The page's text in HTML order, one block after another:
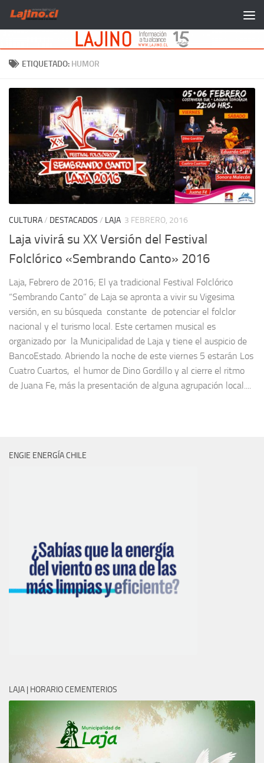
Saltar al contenido
ETIQUETADO: HUMOR
CULTURA/ DESTACADOS / LAJA 3 FEBRERO, 2016
Laja vivirá su XX Versión del Festival
Folclórico «Sembrando Canto» 2016
Laja, Febrero de 2016; El ya tradicional Festival Folclórico
“Sembrando Canto” de Laja se apronta a vivir su Vigesima
versión, en su búsqueda constante de potenciar el folclor
nacional y el turismo local. Este certamen musical es
organizado por la Municipalidad de Laja y tiene el auspicio de
BancoEstado. Abriendo la noche de este viernes 5 estarán Los
Cuatro Cuartos, el humor de Dino Gordillo y al cierre el ritmo
de Juana Fe, más la presentación de alguna agrupación local....
ENGIE ENERGÍA CHILE
LAJA | HORARIO CEMENTERIOS